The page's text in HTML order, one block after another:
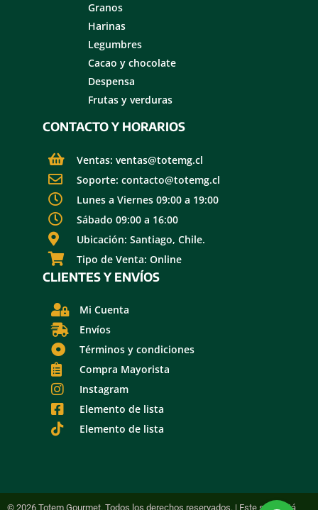
Granos
Harinas
Legumbres
Cacao y chocolate
Despensa
Frutas y verduras
CONTACTO Y HORARIOS
Ventas: ventas@totemg.cl
Soporte: contacto@totemg.cl
Lunes a Viernes 09:00 a 19:00
Sábado 09:00 a 16:00
Ubicación: Santiago, Chile.
Tipo de Venta: Online
CLIENTES Y ENVÍOS
Mi Cuenta
Envíos
Términos y condiciones
Compra Mayorista
Instagram
Elemento de lista
Elemento de lista
© 2026 Totem Gourmet. Todos los derechos reservados. | Este sitio está